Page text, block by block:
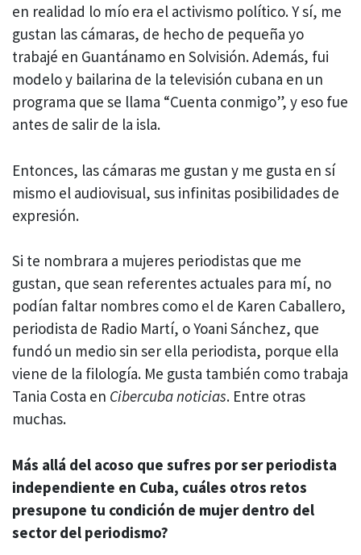
en realidad lo mío era el activismo político. Y sí, me
gustan las cámaras, de hecho de pequeña yo
trabajé en Guantánamo en Solvisión. Además, fui
modelo y bailarina de la televisión cubana en un
programa que se llama “Cuenta conmigo”, y eso fue
antes de salir de la isla.
Entonces, las cámaras me gustan y me gusta en sí
mismo el audiovisual, sus infinitas posibilidades de
expresión.
Si te nombrara a mujeres periodistas que me
gustan, que sean referentes actuales para mí, no
podían faltar nombres como el de Karen Caballero,
periodista de Radio Martí, o Yoani Sánchez, que
fundó un medio sin ser ella periodista, porque ella
viene de la filología. Me gusta también como trabaja
Tania Costa en Cibercuba noticias. Entre otras
muchas.
Más allá del acoso que sufres por ser periodista
independiente en Cuba, cuáles otros retos
presupone tu condición de mujer dentro del
sector del periodismo?